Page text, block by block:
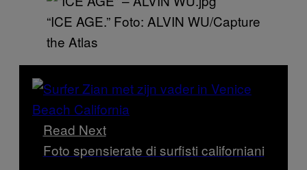
“ICE AGE.” Foto: ALVIN WU/Capture
the Atlas ​​
Read Next
Foto spensierate di surfisti californiani